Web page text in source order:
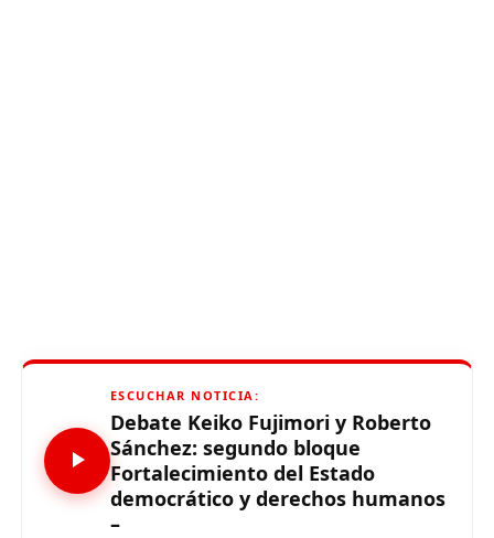
ESCUCHAR NOTICIA:
Debate Keiko Fujimori y Roberto
Sánchez: segundo bloque
Fortalecimiento del Estado
democrático y derechos humanos
–